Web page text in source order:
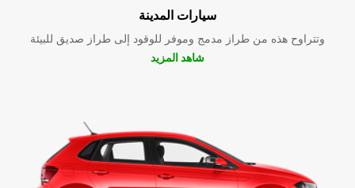
سيارات المدينة
وتتراوح هذه من طراز مدمج وموفر للوقود إلى طراز صديق للبيئة
شاهد المزيد